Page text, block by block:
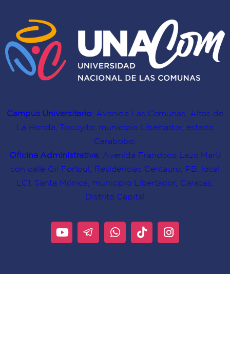
Campus Universitario: Avenida Las Comunas, Altos de
La Honda, Tocuyito, municipio Libertador, estado
Carabobo.
Oficina Administrativa: Avenida Francisco Lazo Martí
con calle Gil Fortoul, Residencias Centauro, PB, local
LC1, Santa Mónica, municipio Libertador, Caracas,
Distrito Capital